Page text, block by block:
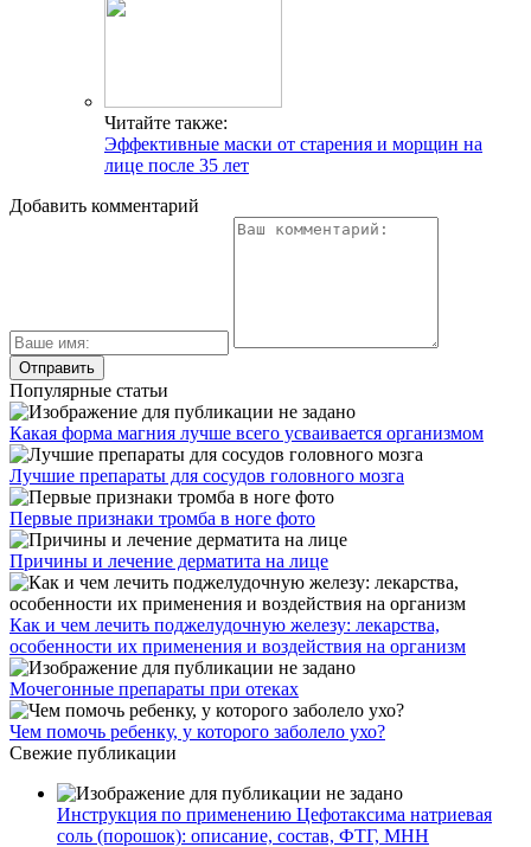
Читайте также:
Эффективные маски от старения и морщин на
лице после 35 лет
Добавить комментарий
Популярные статьи
Какая форма магния лучше всего усваивается организмом
Лучшие препараты для сосудов головного мозга
Первые признаки тромба в ноге фото
Причины и лечение дерматита на лице
Как и чем лечить поджелудочную железу: лекарства,
особенности их применения и воздействия на организм
Мочегонные препараты при отеках
Чем помочь ребенку, у которого заболело ухо?
Свежие публикации
Инструкция по применению Цефотаксима натриевая
соль (порошок): описание, состав, ФТГ, МНН